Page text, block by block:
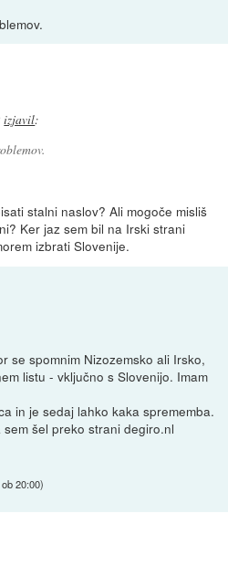
izjavil:
stalni naslov? Ali mogoče misliš
Ker jaz sem bil na Irski strani
izbrati Slovenije.
se spomnim Nizozemsko ali Irsko,
listu - vključno s Slovenijo. Imam
in je sedaj lahko kaka sprememba.
šel preko strani degiro.nl
20:00)